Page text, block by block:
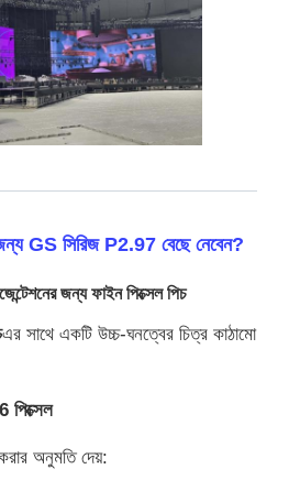
GS সিরিজ P2.97 বেছে নেবেন?
জন্য ফাইন পিক্সেল পিচ
এর সাথে একটি উচ্চ-ঘনত্বের চিত্র কাঠামো
পিক্সেল
অনুমতি দেয়: